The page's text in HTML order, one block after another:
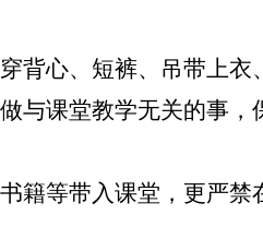
背心、短裤、吊带上衣
与课堂教学无关的事
籍等带入课堂，更严